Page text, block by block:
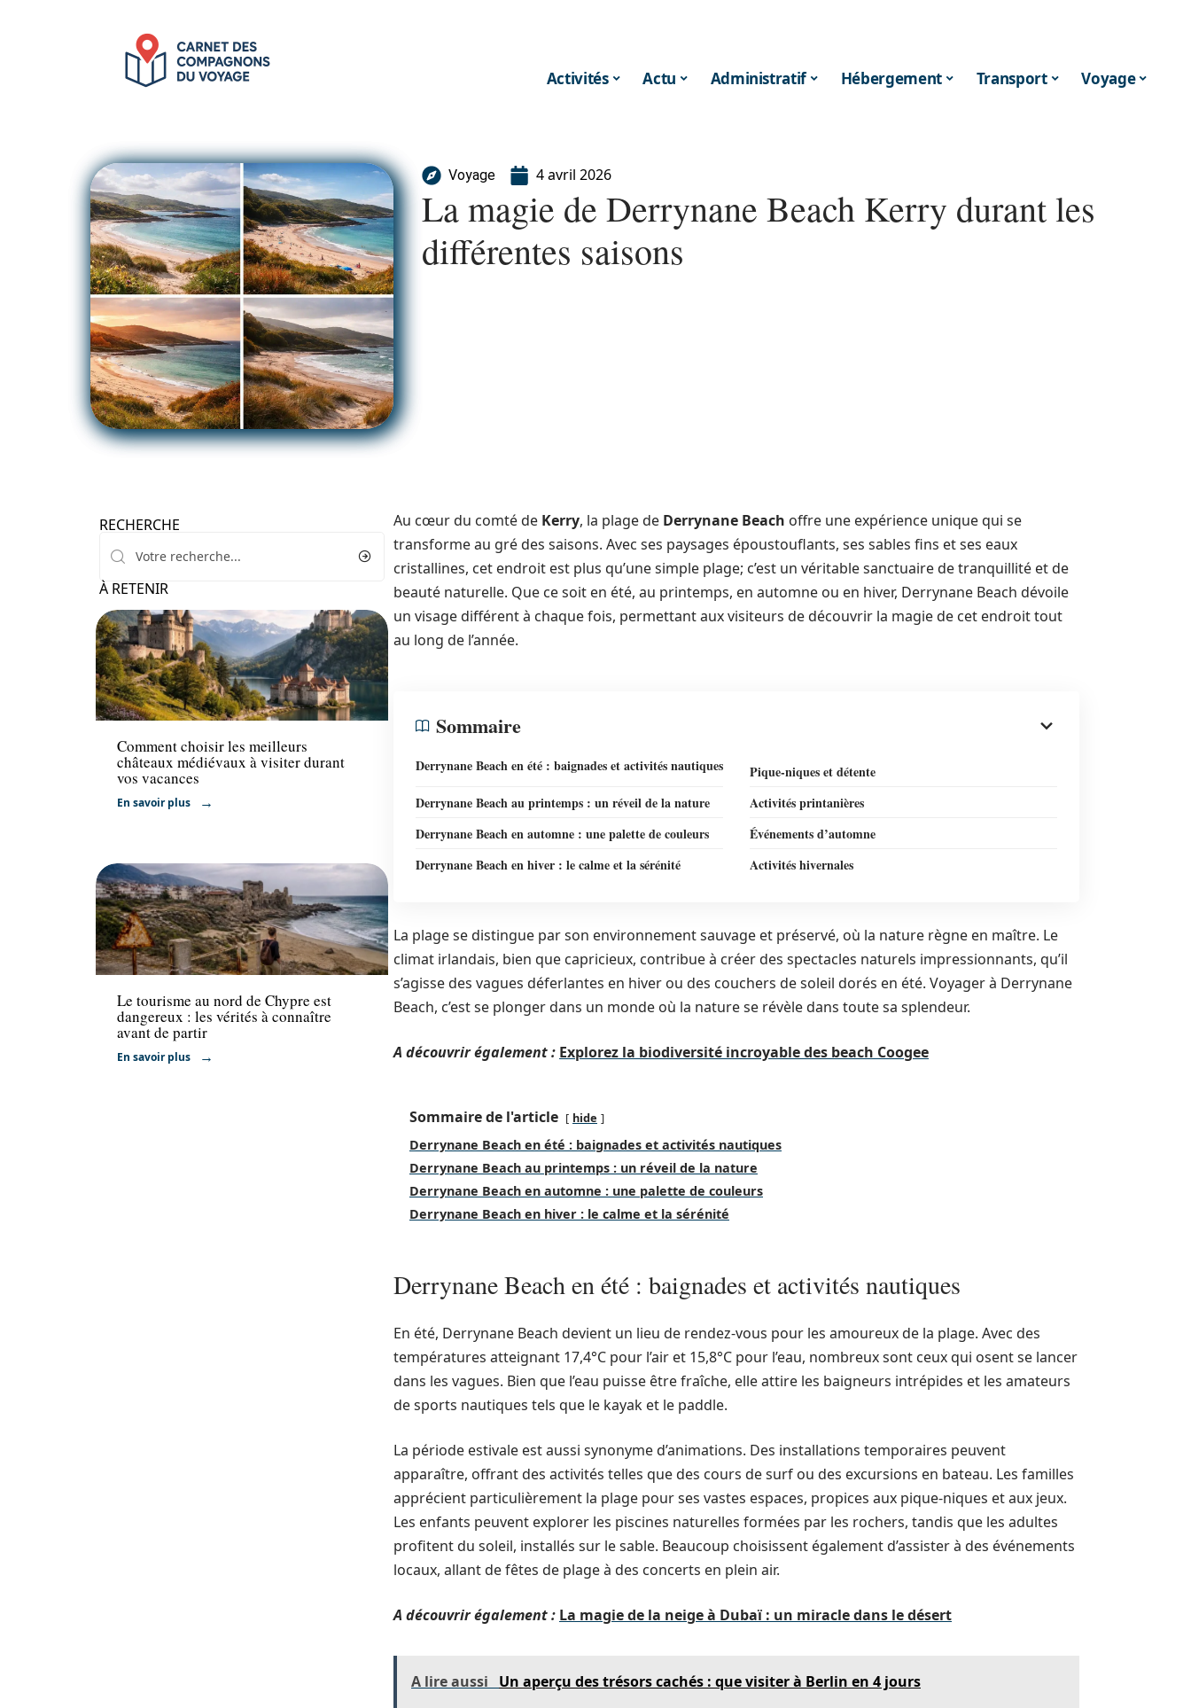
Activités Actu Administratif Hébergement Transport Voyage
Voyage 4 avril 2026
La magie de Derrynane Beach Kerry durant les
différentes saisons
RECHERCHE
À RETENIR
Voyage
Comment choisir les meilleurs
châteaux médiévaux à visiter durant
vos vacances
En savoir plus
Voyage
Le tourisme au nord de Chypre est
dangereux : les vérités à connaître
avant de partir
En savoir plus
Au cœur du comté de Kerry, la plage de Derrynane Beach offre une expérience unique qui se
transforme au gré des saisons. Avec ses paysages époustouflants, ses sables fins et ses eaux
cristallines, cet endroit est plus qu’une simple plage; c’est un véritable sanctuaire de tranquillité et de
beauté naturelle. Que ce soit en été, au printemps, en automne ou en hiver, Derrynane Beach dévoile
un visage différent à chaque fois, permettant aux visiteurs de découvrir la magie de cet endroit tout
au long de l’année.
Sommaire
Derrynane Beach en été : baignades et activités nautiques
Pique-niques et détente
Derrynane Beach au printemps : un réveil de la nature
Activités printanières
Derrynane Beach en automne : une palette de couleurs
Événements d’automne
Derrynane Beach en hiver : le calme et la sérénité
Activités hivernales
La plage se distingue par son environnement sauvage et préservé, où la nature règne en maître. Le
climat irlandais, bien que capricieux, contribue à créer des spectacles naturels impressionnants, qu’il
s’agisse des vagues déferlantes en hiver ou des couchers de soleil dorés en été. Voyager à Derrynane
Beach, c’est se plonger dans un monde où la nature se révèle dans toute sa splendeur.
A découvrir également : Explorez la biodiversité incroyable des beach Coogee
Sommaire de l'article hide
Derrynane Beach en été : baignades et activités nautiques
Derrynane Beach au printemps : un réveil de la nature
Derrynane Beach en automne : une palette de couleurs
Derrynane Beach en hiver : le calme et la sérénité
Derrynane Beach en été : baignades et activités nautiques
En été, Derrynane Beach devient un lieu de rendez-vous pour les amoureux de la plage. Avec des
températures atteignant 17,4°C pour l’air et 15,8°C pour l’eau, nombreux sont ceux qui osent se lancer
dans les vagues. Bien que l’eau puisse être fraîche, elle attire les baigneurs intrépides et les amateurs
de sports nautiques tels que le kayak et le paddle.
La période estivale est aussi synonyme d’animations. Des installations temporaires peuvent
apparaître, offrant des activités telles que des cours de surf ou des excursions en bateau. Les familles
apprécient particulièrement la plage pour ses vastes espaces, propices aux pique-niques et aux jeux.
Les enfants peuvent explorer les piscines naturelles formées par les rochers, tandis que les adultes
profitent du soleil, installés sur le sable. Beaucoup choisissent également d’assister à des événements
locaux, allant de fêtes de plage à des concerts en plein air.
A découvrir également : La magie de la neige à Dubaï : un miracle dans le désert
A lire aussi Un aperçu des trésors cachés : que visiter à Berlin en 4 jours